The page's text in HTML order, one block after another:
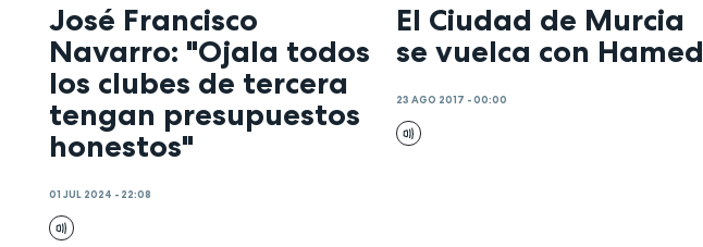
José Francisco
Navarro: "Ojala todos
los clubes de tercera
tengan presupuestos
honestos"
01 JUL 2024 - 22:08
El Ciudad de Murcia
se vuelca con Hamed
23 AGO 2017 - 00:00